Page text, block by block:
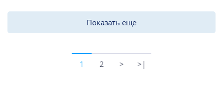
Показать еще
1 2 > >|